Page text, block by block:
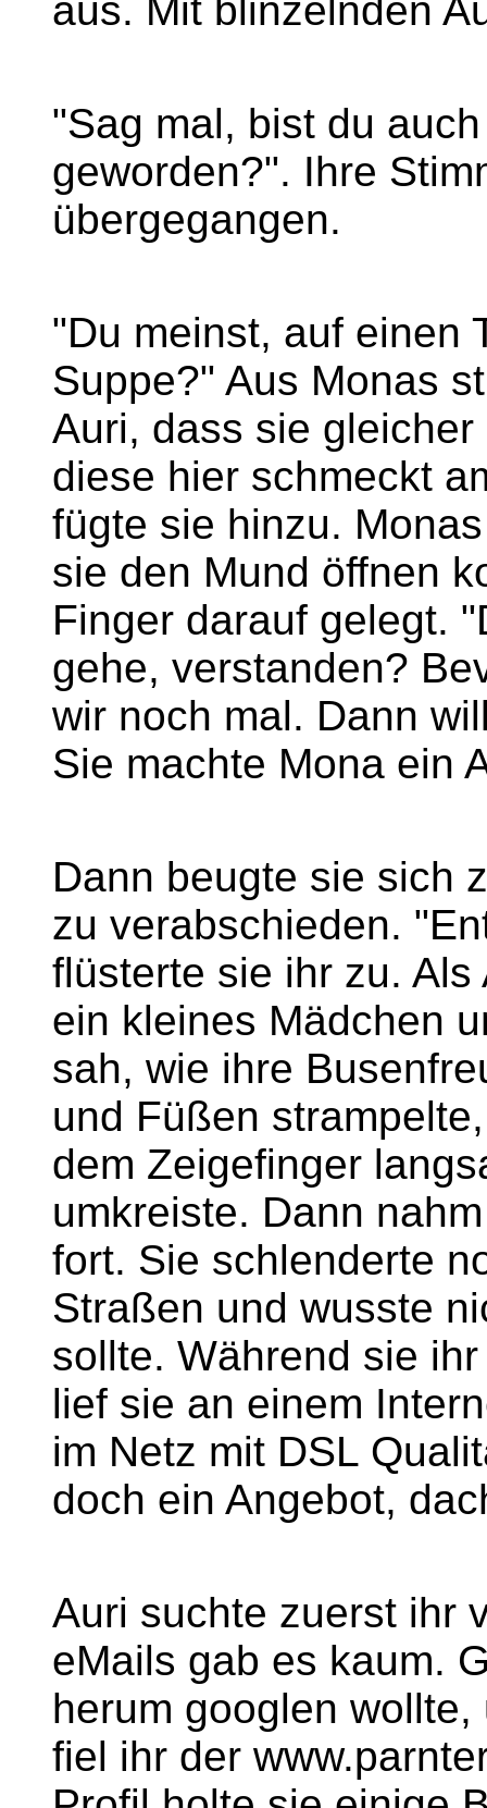
aus. Mit blinzelnden
"Sag mal, bist du
geworden?". Ihre
übergegangen.
"Du meinst, auf einen
Suppe?" Aus Monas
Auri, dass sie
diese hier schmeckt
fügte sie hinzu.
sie den Mund öffnen
Finger darauf gelegt.
gehe, verstanden?
wir noch mal. Dann
Sie machte Mona ein
Dann beugte sie sich
zu verabschieden.
flüsterte sie ihr zu.
ein kleines Mädchen
sah, wie ihre
und Füßen
dem Zeigefinger
umkreiste. Dann
fort. Sie schlenderte
Straßen und wusste
sollte. Während sie
lief sie an einem
im Netz mit DSL
doch ein Angebot,
Auri suchte zuerst ihr
eMails gab es kaum.
herum googlen
fiel ihr der